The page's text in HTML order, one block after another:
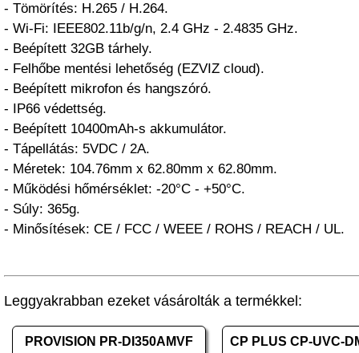
- Tömörítés: H.265 / H.264.
- Wi-Fi: IEEE802.11b/g/n, 2.4 GHz - 2.4835 GHz.
- Beépített 32GB tárhely.
- Felhőbe mentési lehetőség (EZVIZ cloud).
- Beépített mikrofon és hangszóró.
- IP66 védettség.
- Beépített 10400mAh-s akkumulátor.
- Tápellátás: 5VDC / 2A.
- Méretek: 104.76mm x 62.80mm x 62.80mm.
- Működési hőmérséklet: -20°C - +50°C.
- Súly: 365g.
- Minősítések: CE / FCC / WEEE / ROHS / REACH / UL.
Leggyakrabban ezeket vásárolták a termékkel:
PROVISION PR-DI350AMVF CP PLUS CP-UVC-